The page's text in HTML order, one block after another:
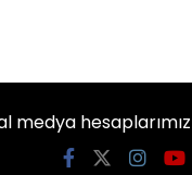
medya